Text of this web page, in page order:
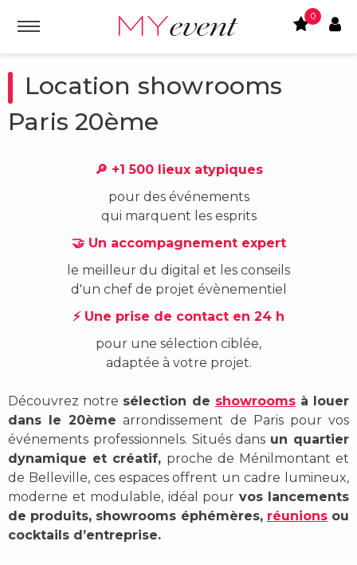
0
Location showrooms
Paris 20ème
🔎 +1 500 lieux atypiques
pour des événements
qui marquent les esprits
🤝 Un accompagnement expert
le meilleur du digital et les conseils
d'un chef de projet évènementiel
⚡ Une prise de contact en 24 h
pour une sélection ciblée,
adaptée à votre projet.
Découvrez notre sélection de showroomsà louer
dans le 20ème arrondissement de Parispour vos
événements professionnels. Situés dans un quartier
dynamique et créatif, proche de Ménilmontant et
de Belleville, ces espaces offrent uncadre lumineux,
moderne et modulable, idéal pour vos lancements
de produits, showrooms éphémères, réunionsou
cocktails d’entreprise.